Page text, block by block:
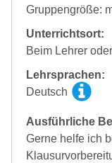
Gruppengröße:
Unterrichtsort:
Beim Lehrer
Lehrsprachen:
Deutsch
Ausführliche
Gerne helfe ich